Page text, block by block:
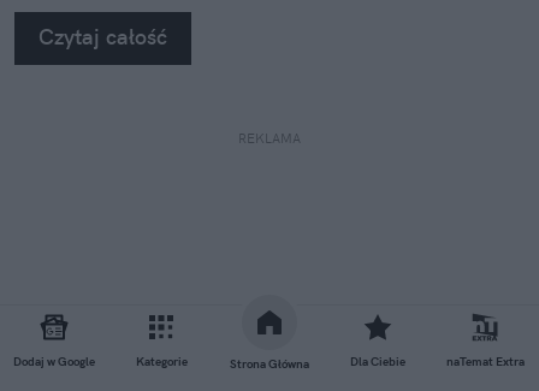
Dodaj w Google Kategorie Strona Główna Dla Ciebie naTemat Extra
Czytaj całość
REKLAMA